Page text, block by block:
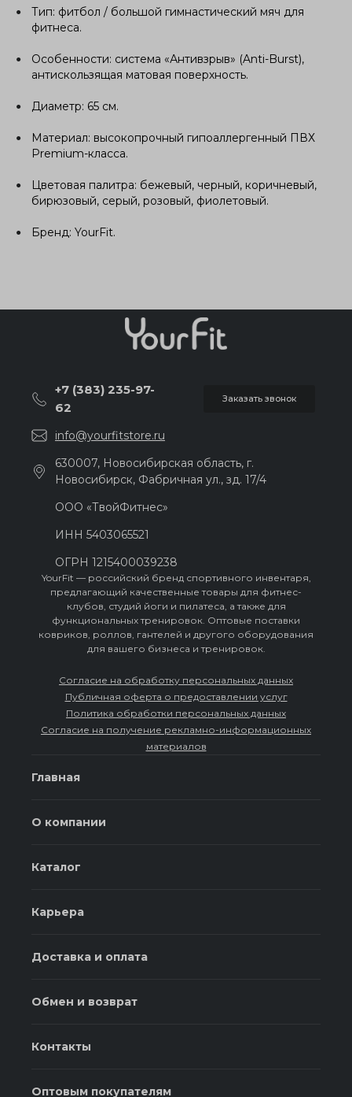
Тип: фитбол / большой гимнастический мяч для
фитнеса.
Особенности: система «Антивзрыв» (Anti-Burst),
антискользящая матовая поверхность.
Диаметр: 65 см.
Материал: высокопрочный гипоаллергенный ПВХ
Premium-класса.
Цветовая палитра: бежевый, черный, коричневый,
бирюзовый, серый, розовый, фиолетовый.
Бренд: YourFit.
+7 (383) 235-97-
62
Заказать звонок
info@yourfitstore.ru
630007, Новосибирская область, г.
Новосибирск, Фабричная ул., зд. 17/4
ООО «ТвойФитнес»
ИНН 54030‍65521
ОГРН 121540‍0039238
YourFit — российский бренд спортивного инвентаря,
предлагающий качественные товары для фитнес-
клубов, студий йоги и пилатеса, а также для
функциональных тренировок. Оптовые поставки
ковриков, роллов, гантелей и другого оборудования
для вашего бизнеса и тренировок.
Согласие на обработку персональных данных
Публичная оферта о предоставлении услуг
Политика обработки персональных данных
Согласие на получение рекламно-информационных
материалов
Главная
О компании
Каталог
Карьера
Доставка и оплата
Обмен и возврат
Контакты
Оптовым покупателям